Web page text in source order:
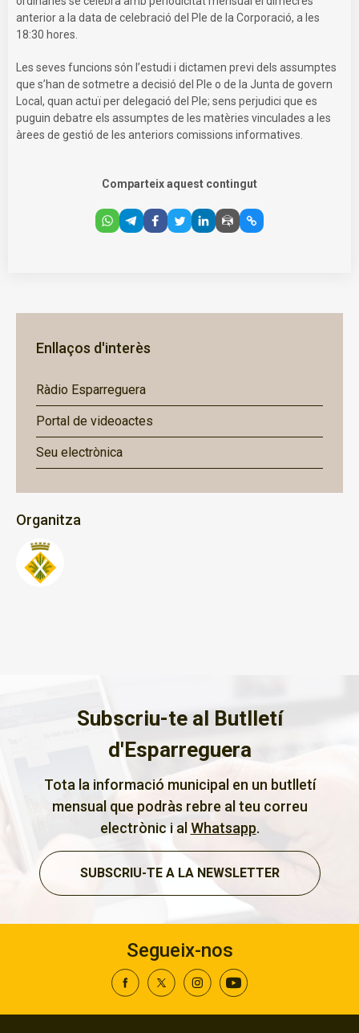
anterior a la data de celebració del Ple de la Corporació, a les
18:30 hores.
Les seves funcions són l’estudi i dictamen previ dels assumptes
que s’han de sotmetre a decisió del Ple o de la Junta de govern
Local, quan actuï per delegació del Ple; sens perjudici que es
puguin debatre els assumptes de les matèries vinculades a les
àrees de gestió de les anteriors comissions informatives.
Comparteix aquest contingut
Enllaços d'interès
Ràdio Esparreguera
Portal de videoactes
Seu electrònica
Organitza
Subscriu-te al Butlletí
d'Esparreguera
Tota la informació municipal en un butlletí
mensual que podràs rebre al teu correu
electrònic i al Whatsapp.
SUBSCRIU-TE A LA NEWSLETTER
Segueix-nos